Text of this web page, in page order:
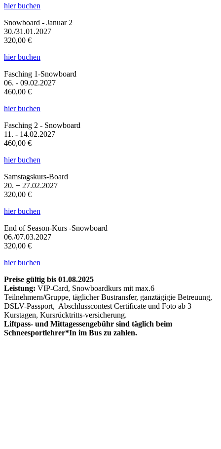
hier buchen
Snowboard - Januar 2
30./31.01.2027
320,00 €
hier buchen
Fasching 1-Snowboard
06. - 09.02.2027
460,00 €
hier buchen
Fasching 2 - Snowboard
11. - 14.02.2027
460,00 €
hier buchen
Samstagskurs-Board
20. + 27.02.2027
320,00 €
hier buchen
End of Season-Kurs -Snowboard
06./07.03.2027
320,00 €
hier buchen
Preise gültig bis 01.08.2025
Leistung: VIP-Card, Snowboardkurs mit max.6
Teilnehmern/Gruppe, täglicher Bustransfer, ganztägigie Betreuung,
DSLV-Passport, Abschlusscontest Certificate und Foto ab 3
Kurstagen, Kursrücktritts-versicherung.
Liftpass- und Mittagessengebühr sind täglich beim
Schneesportlehrer*In im Bus zu zahlen.